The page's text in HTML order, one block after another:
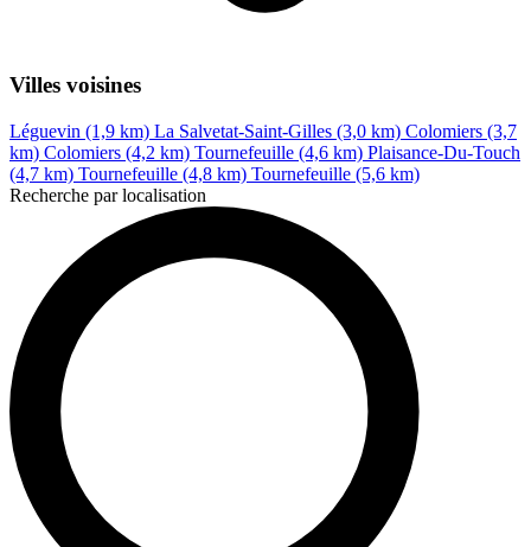
Villes voisines
Léguevin (1,9 km) La Salvetat-Saint-Gilles (3,0 km) Colomiers (3,7
km) Colomiers (4,2 km) Tournefeuille (4,6 km) Plaisance-Du-Touch
(4,7 km) Tournefeuille (4,8 km) Tournefeuille (5,6 km)
Recherche par localisation